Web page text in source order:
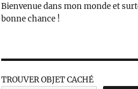
Bienvenue dans mon monde et
bonne chance !
TROUVER OBJET CACHÉ